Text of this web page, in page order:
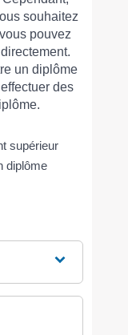
souhaitez
pouvez
un diplôme
des
supérieur
diplôme